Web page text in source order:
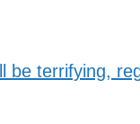
be terrifying,